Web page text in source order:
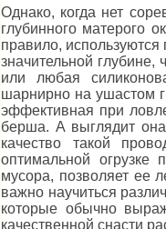
Однако, когда нет
глубинного матерого
правило,
значительной
или любая
шарнирно на ушастом
эффективная при
берша. А выглядит
качество такой
оптимальной
мусора, позволяет ее
важно научиться
которые обычно
качественной снасти